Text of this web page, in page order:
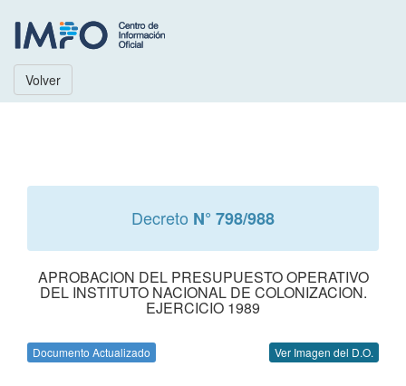
Volver
Decreto N° 798/988
APROBACION DEL PRESUPUESTO OPERATIVO
DEL INSTITUTO NACIONAL DE COLONIZACION.
EJERCICIO 1989
Documento Actualizado Ver Imagen del D.O.